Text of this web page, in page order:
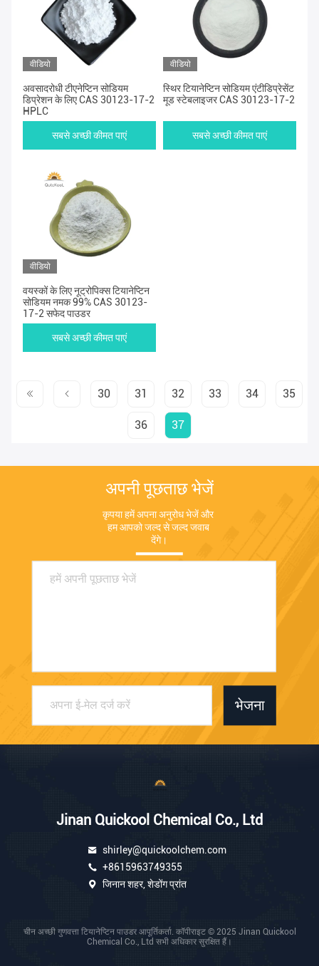
वीडियो
अवसादरोधी टीएनेप्टिन सोडियम
डिप्रेशन के लिए CAS 30123-17-2
HPLC
सबसे अच्छी कीमत पाएं
वीडियो
स्थिर टियानेप्टिन सोडियम एंटीडिप्रेसेंट
मूड स्टेबलाइजर CAS 30123-17-2
सबसे अच्छी कीमत पाएं
वीडियो
वयस्कों के लिए नूट्रोपिक्स टियानेप्टिन
सोडियम नमक 99% CAS 30123-
17-2 सफेद पाउडर
सबसे अच्छी कीमत पाएं
30 31 32 33 34 35
36 37
अपनी पूछताछ भेजें
कृपया हमें अपना अनुरोध भेजें और
हम आपको जल्द से जल्द जवाब
देंगे।
भेजना
Jinan Quickool Chemical Co., Ltd
shirley@quickoolchem.com
+8615963749355
जिनान शहर, शेडोंग प्रांत
चीन अच्छी गुणवत्ता टियानेप्टिन पाउडर आपूर्तिकर्ता. कॉपीराइट © 2025 Jinan Quickool
Chemical Co., Ltd सभी अधिकार सुरक्षित हैं।